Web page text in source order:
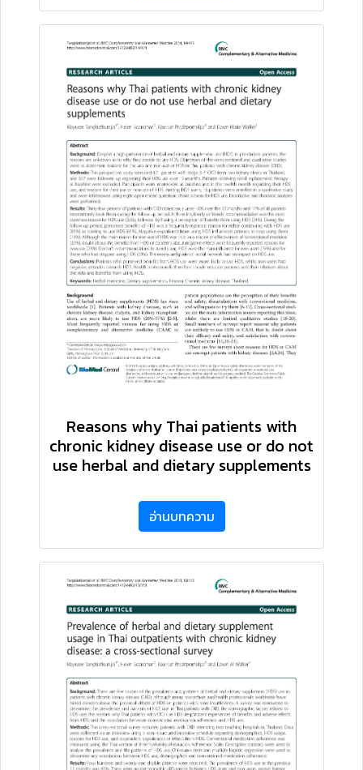
Reasons why Thai patients with
chronic kidney disease use or do not
use herbal and dietary supplements
อ่านบทความ